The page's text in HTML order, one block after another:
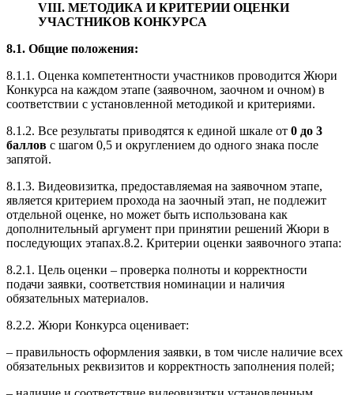
VIII. МЕТОДИКА И КРИТЕРИИ ОЦЕНКИ
УЧАСТНИКОВ КОНКУРСА
8.1. Общие положения:
8.1.1. Оценка компетентности участников проводится Жюри
Конкурса на каждом этапе (заявочном, заочном и очном) в
соответствии с установленной методикой и критериями.
8.1.2. Все результаты приводятся к единой шкале от 0 до 3
баллов с шагом 0,5 и округлением до одного знака после
запятой.
8.1.3. Видеовизитка, предоставляемая на заявочном этапе,
является критерием прохода на заочный этап, не подлежит
отдельной оценке, но может быть использована как
дополнительный аргумент при принятии решений Жюри в
последующих этапах.8.2. Критерии оценки заявочного этапа:
8.2.1. Цель оценки – проверка полноты и корректности
подачи заявки, соответствия номинации и наличия
обязательных материалов.
8.2.2. Жюри Конкурса оценивает:
– правильность оформления заявки, в том числе наличие всех
обязательных реквизитов и корректность заполнения полей;